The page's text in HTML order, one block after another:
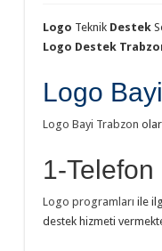
Logo Teknik Destek
Logo Destek
Logo Bayi
Logo Bayi Trabzon
1-
Logo programları ile
destek hizmeti